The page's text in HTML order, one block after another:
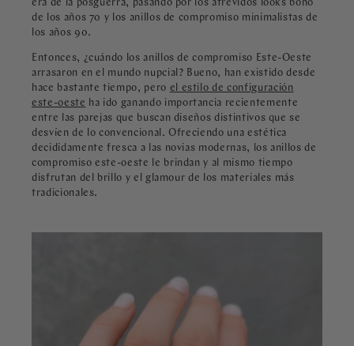
era de la posguerra, pasando por los atrevidos looks boho
de los años 70 y los anillos de compromiso minimalistas de
los años 90.
Entonces, ¿cuándo los anillos de compromiso Este-Oeste
arrasaron en el mundo nupcial? Bueno, han existido desde
hace bastante tiempo, pero el estilo de configuración
este-oeste
ha ido ganando importancia recientemente
entre las parejas que buscan diseños distintivos que se
desvíen de lo convencional. Ofreciendo una estética
decididamente fresca a las novias modernas, los anillos de
compromiso este-oeste le brindan y al mismo tiempo
disfrutan del brillo y el glamour de los materiales más
tradicionales.